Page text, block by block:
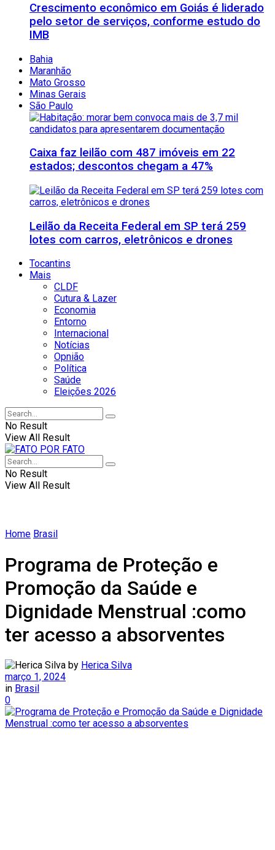
Crescimento econômico em Goiás é liderado
pelo setor de serviços, conforme estudo do
IMB
Bahia
Maranhão
Mato Grosso
Minas Gerais
São Paulo
Caixa faz leilão com 487 imóveis em 22
estados; descontos chegam a 47%
Leilão da Receita Federal em SP terá 259
lotes com carros, eletrônicos e drones
Tocantins
Mais
CLDF
Cutura & Lazer
Economia
Entorno
Internacional
Notícias
Opnião
Política
Saúde
Eleições 2026
No Result
View All Result
No Result
View All Result
Home Brasil
Programa de Proteção e
Promoção da Saúde e
Dignidade Menstrual :como
ter acesso a absorventes
by Herica Silva
março 1, 2024
in Brasil
0